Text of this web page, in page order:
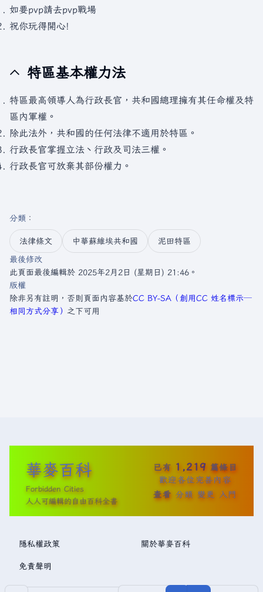
如要pvp請去pvp戰場
祝你玩得開心!
特區基本權力法
特區最高領導人為行政長官，共和國總理擁有其任命權及特
區內軍權。
除此法外，共和國的任何法律不適用於特區。
行政長官掌握立法丶行政及司法三權。
行政長官可放棄其部份權力。
分類 ：​
法律條文 中華蘇維埃共和國
泥田特區
最後修改
此頁面最後編輯於 2025年2月2日 (星期日) 21:46。
版權
除非另有註明，否則頁面內容基於CC BY-SA（創用CC 姓名標示─
相同方式分享） 之下可用
華麥百科
Forbidden Cities
人人可編輯的自由百科全書
已有 1,219 篇條目
歡迎各位完善內容
查看 分類 變更 入門
隱私權政策 關於華麥百科
免責聲明